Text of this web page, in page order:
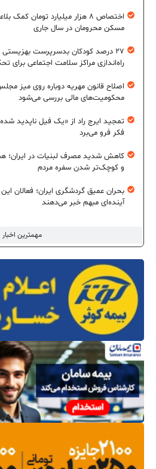
مهمترین اخبار
اختصاص ۸ هزار میلیارد تومان
مسکن محرومان در سال جاری
۲۷ درصد کودکان بدسرپرست
راه‌اندازی مراکز سلامت اجتماعی برای
اصلاح قانون مهریه دوباره روی میز
محکومیت‌های مالی بررسی می‌شود
تمجید ایرج راد از «یک فیل ناپدید
فکر فرو می‌برد
کاهش شدید مصرف لبنیات در ایران؛
و کوچک‌تر شدن سفره مردم
بحران عمیق گردشگری ایران؛ فعالان
آینده‌ای مبهم خبر می‌دهند